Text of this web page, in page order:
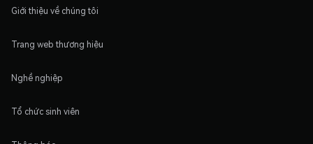
Giới thiệu về chúng tôi
Trang web thương hiệu
Nghề nghiệp
Tổ chức sinh viên